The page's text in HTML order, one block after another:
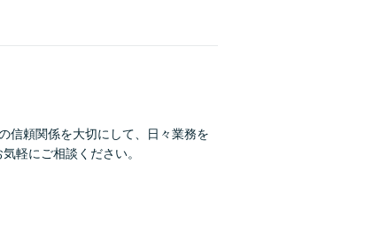
信頼関係を大切にして、日々業務を
軽にご相談ください。